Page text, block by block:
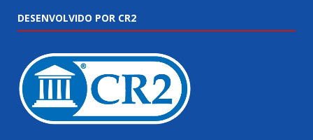
DESENVOLVIDO POR CR2